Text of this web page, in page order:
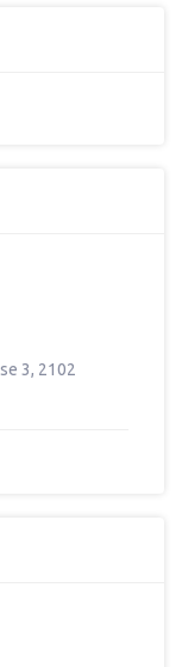
3, 2102